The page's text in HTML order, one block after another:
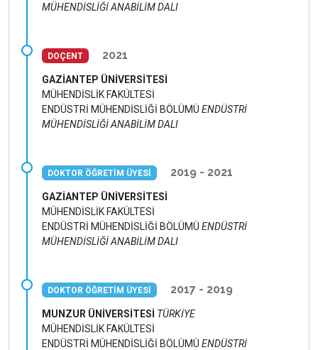
MÜHENDİSLİĞİ ANABİLİM DALI
DOÇENT 2021
GAZİANTEP ÜNİVERSİTESİ
MÜHENDİSLİK FAKÜLTESİ
ENDÜSTRİ MÜHENDİSLİĞİ BÖLÜMÜ ENDÜSTRİ
MÜHENDİSLİĞİ ANABİLİM DALI
DOKTOR ÖĞRETİM ÜYESİ 2019 - 2021
GAZİANTEP ÜNİVERSİTESİ
MÜHENDİSLİK FAKÜLTESİ
ENDÜSTRİ MÜHENDİSLİĞİ BÖLÜMÜ ENDÜSTRİ
MÜHENDİSLİĞİ ANABİLİM DALI
DOKTOR ÖĞRETİM ÜYESİ 2017 - 2019
MUNZUR ÜNİVERSİTESİ TÜRKİYE
MÜHENDİSLİK FAKÜLTESİ
ENDÜSTRİ MÜHENDİSLİĞİ BÖLÜMÜ ENDÜSTRİ